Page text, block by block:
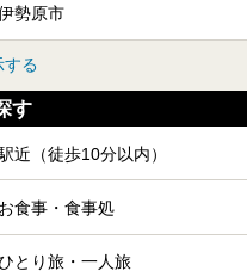
勢原市
する
す
近（徒歩10分以内）
お食事・食事処
とり旅・一人旅